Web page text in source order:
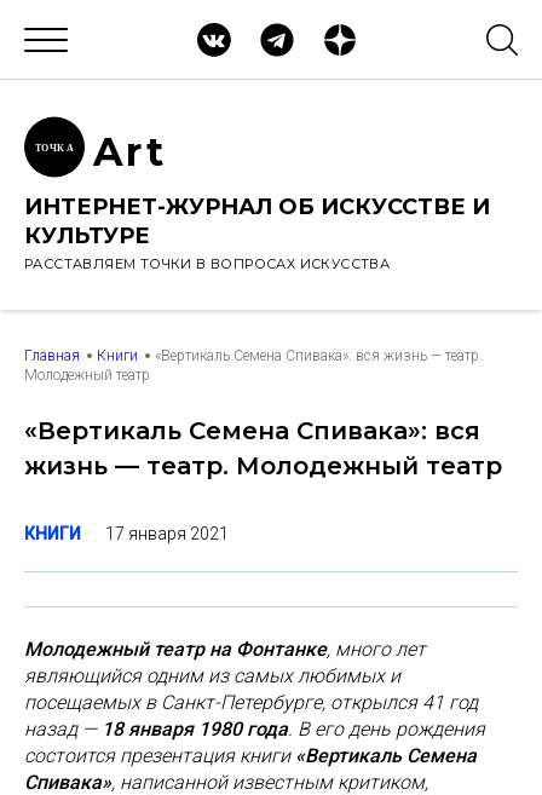
ТОЧК А Art
ИНТЕРНЕТ-ЖУРНАЛ ОБ ИСКУССТВЕ И
КУЛЬТУРЕ
РАССТАВЛЯЕМ ТОЧКИ В ВОПРОСАХ ИСКУССТВА
Главная Книги
«Вертикаль Семена Спивака»: вся жизнь — театр.
Молодежный театр
«Вертикаль Семена Спивака»: вся
жизнь — театр. Молодежный театр
КНИГИ 17 января 2021
Молодежный театр на Фонтанке, много лет
являющийся одним из самых любимых и
посещаемых в Санкт-Петербурге, открылся 41 год
назад — 18 января 1980 года. В его день рождения
состоится презентация книги «Вертикаль Семена
Спивака», написанной известным критиком,